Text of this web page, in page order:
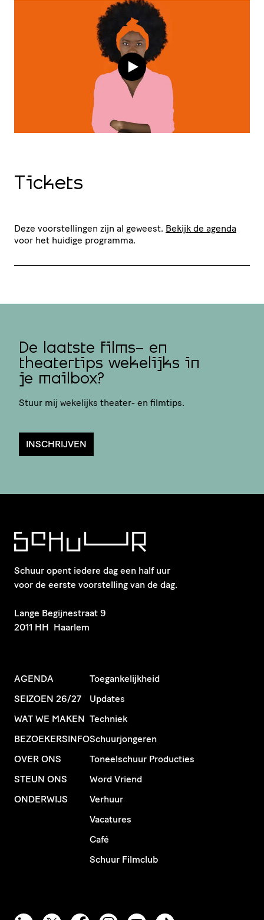
Tickets
Deze voorstellingen zijn al geweest. Bekijk de agenda
voor het huidige programma.
De laatste films- en
theatertips wekelijks in
je mailbox?
Stuur mij wekelijks theater- en filmtips.
INSCHRIJVEN
Schuur opent iedere dag een half uur
voor de eerste voorstelling van de dag.
​Lange Begijnestraat 9
2011 HH Haarlem
AGENDA
SEIZOEN 26/27
WAT WE MAKEN
BEZOEKERSINFO
OVER ONS
STEUN ONS
ONDERWIJS
Toegankelijkheid
Updates
Techniek
Schuurjongeren
Toneelschuur Producties
Word Vriend
Verhuur
Vacatures
Café
Schuur Filmclub